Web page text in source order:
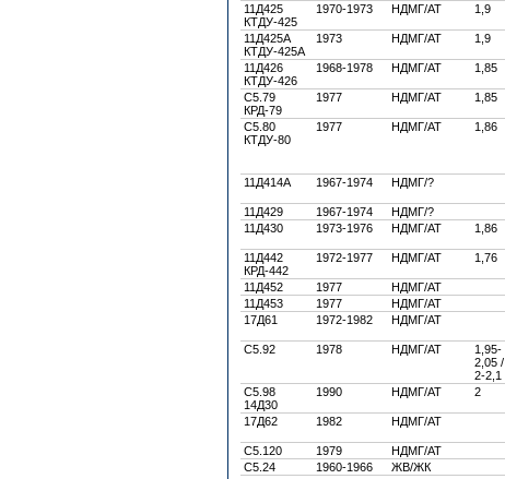
11Д425
КТДУ-425
1970-1973 НДМГ/АТ 1,9
11Д425А
КТДУ-425А
1973 НДМГ/АТ 1,9
11Д426
КТДУ-426
1968-1978 НДМГ/АТ 1,85
C5.79
КРД-79
1977 НДМГ/АТ 1,85
C5.80
КТДУ-80
1977 НДМГ/АТ 1,86
11Д414А
1967-1974 НДМГ/?
11Д429
1967-1974 НДМГ/?
11Д430
1973-1976 НДМГ/АТ 1,86
11Д442
КРД-442
1972-1977 НДМГ/АТ 1,76
11Д452
1977 НДМГ/АТ
11Д453
1977 НДМГ/АТ
17Д61
1972-1982 НДМГ/АТ
С5.92
1978 НДМГ/АТ
1,95-
2,05 /
2-2,1
С5.98
14Д30
1990 НДМГ/АТ 2
17Д62
1982 НДМГ/АТ
С5.120
1979 НДМГ/АТ
С5.24
1960-1966 ЖВ/ЖК